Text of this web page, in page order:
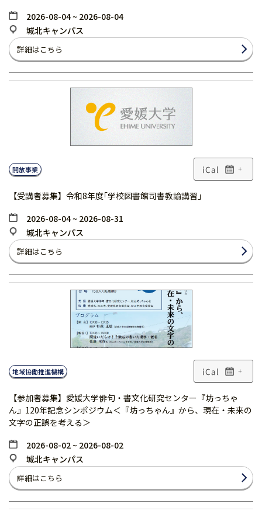
2026-08-04 ~ 2026-08-04
城北キャンパス
詳細はこちら
開放事業 +
【受講者募集】令和8年度｢学校図書館司書教諭講習｣
2026-08-04 ~ 2026-08-31
城北キャンパス
詳細はこちら
地域協働推進機構 +
【参加者募集】愛媛大学俳句・書文化研究センター『坊っちゃ
ん』120年記念シンポジウム＜『坊っちゃん』から、現在・未来の
文字の正誤を考える＞
2026-08-02 ~ 2026-08-02
城北キャンパス
詳細はこちら